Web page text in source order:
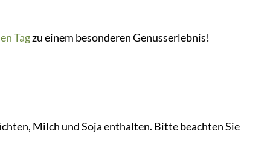
Tagzu einem besonderen Genusserlebnis!
Milch und Soja enthalten. Bitte beachten Sie